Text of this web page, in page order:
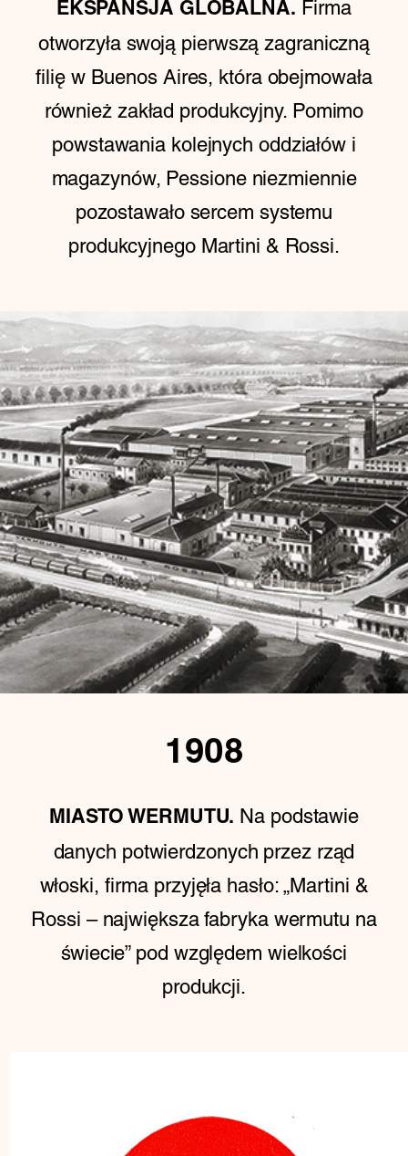
EKSPANSJA GLOBALNA. Firma
otworzyła swoją pierwszą zagraniczną
filię w Buenos Aires, która obejmowała
również zakład produkcyjny. Pomimo
powstawania kolejnych oddziałów i
magazynów, Pessione niezmiennie
pozostawało sercem systemu
produkcyjnego Martini & Rossi.
1908
MIASTO WERMUTU. Na podstawie
danych potwierdzonych przez rząd
włoski, firma przyjęła hasło: „Martini &
Rossi – największa fabryka wermutu na
świecie” pod względem wielkości
produkcji.